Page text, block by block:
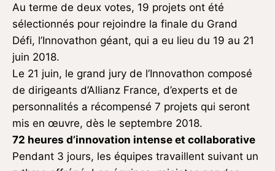
Au terme de deux votes, 19 projets ont été
sélectionnés pour rejoindre la finale du Grand
Défi, l’Innovathon géant, qui a eu lieu du 19 au 21
juin 2018.
Le 21 juin, le grand jury de l’Innovathon composé
de dirigeants d’Allianz France, d’experts et de
personnalités a récompensé 7 projets qui seront
mis en œuvre, dès le septembre 2018.
72 heures d’innovation intense et collaborative
Pendant 3 jours, les équipes travaillent suivant un